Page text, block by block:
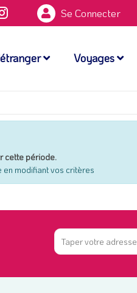
Se Connecter
Voyages
cette période.
modifiant vos critères